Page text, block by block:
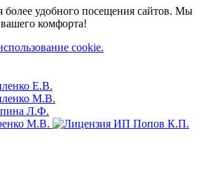
более удобного посещения сайтов. Мы
комфорта!
cookie.